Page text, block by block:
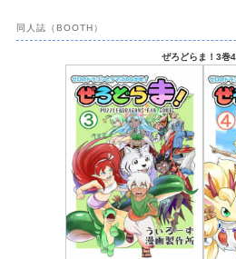
同人誌（BOOTH）
ぜろどらま！3巻